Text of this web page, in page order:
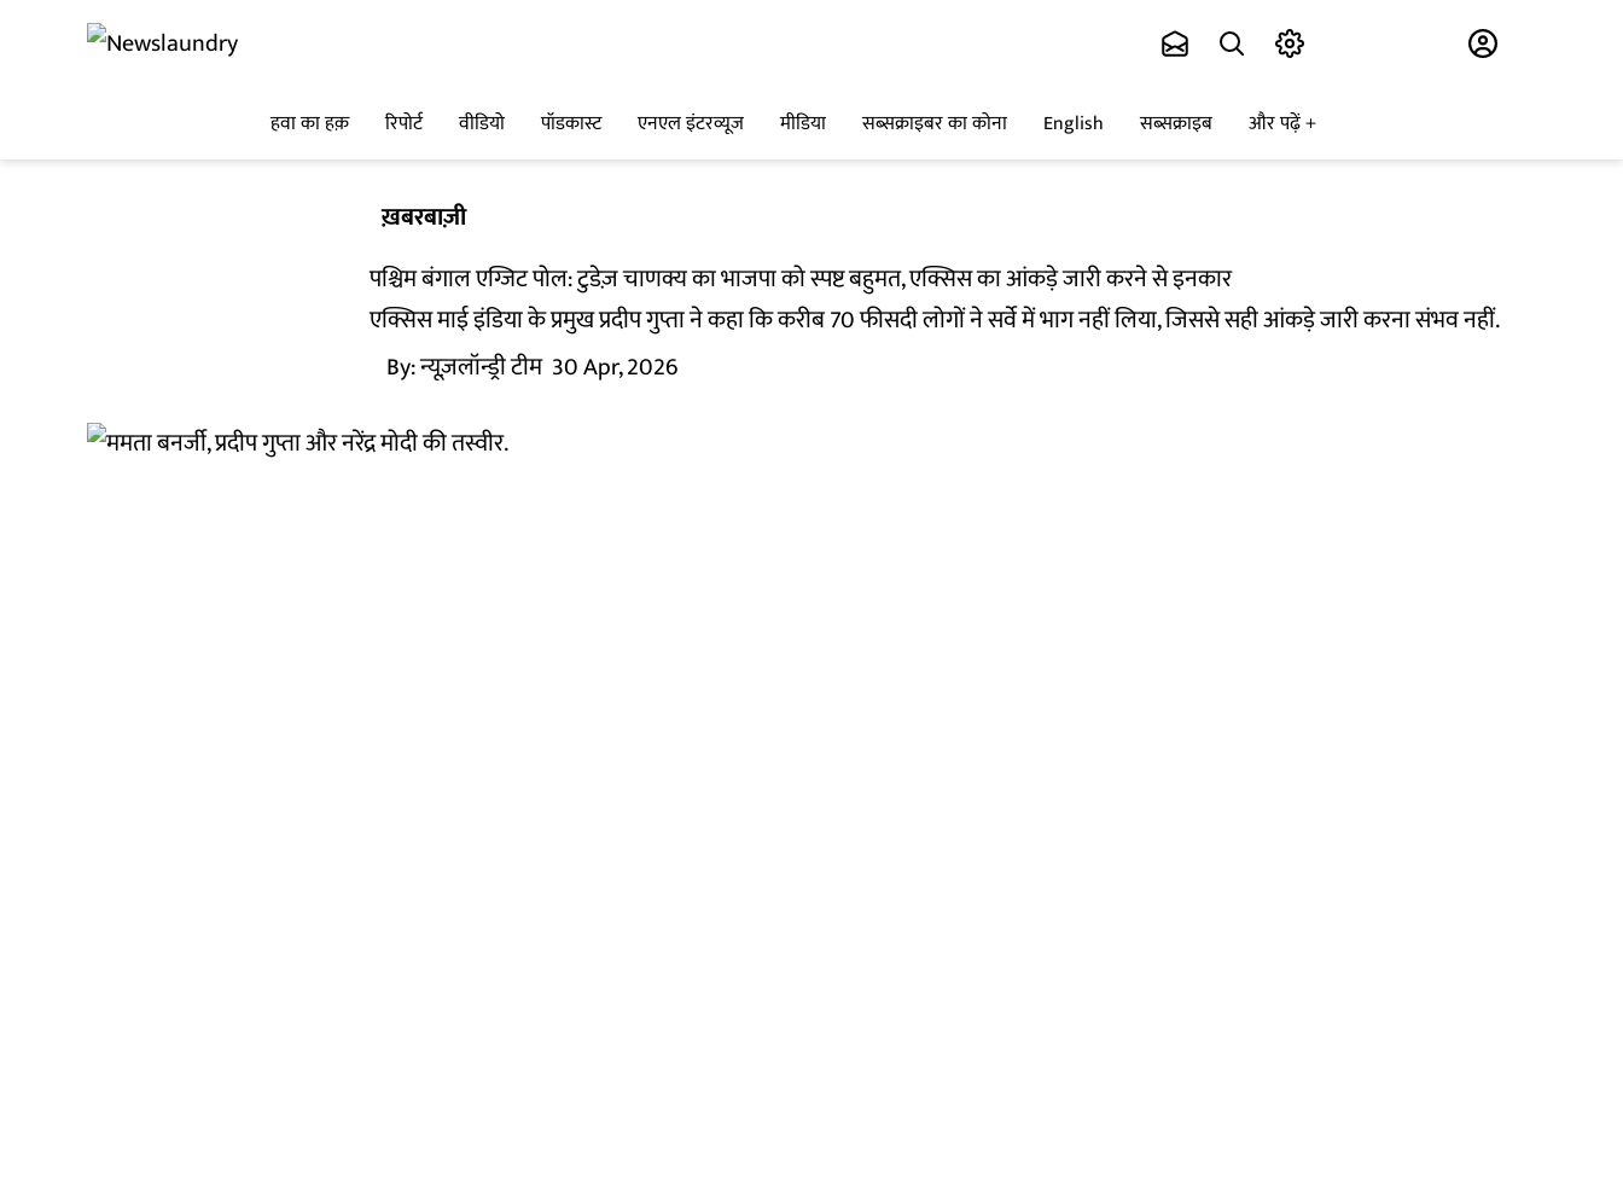
हवा का हक़ रिपोर्ट वीडियो पॉडकास्ट एनएल इंटरव्यूज मीडिया सब्सक्राइबर का कोना English सब्सक्राइब और पढ़ें
ख़बरबाज़ी
पश्चिम बंगाल एग्जिट पोल: टुडेज़ चाणक्य का भाजपा को स्पष्ट बहुमत, एक्सिस का आंकड़े जारी करने से इनकार
एक्सिस माई इंडिया के प्रमुख प्रदीप गुप्ता ने कहा कि करीब 70 फीसदी लोगों ने सर्वे में भाग नहीं लिया, जिससे सही आंकड़े जारी करना संभव नहीं.
By:न्यूज़लॉन्ड्री टीम 30 Apr, 2026